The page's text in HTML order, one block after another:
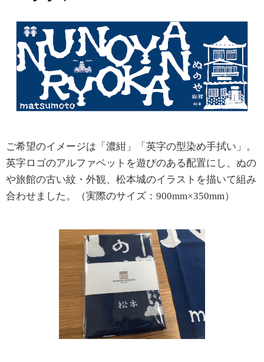
ご希望のイメージは「濃紺」「英字の型染め手拭い」。
英字ロゴのアルファベットを遊びのある配置にし、ぬの
や旅館の古い紋・外観、松本城のイラストを描いて組み
合わせました。（実際のサイズ：900mm×350mm）